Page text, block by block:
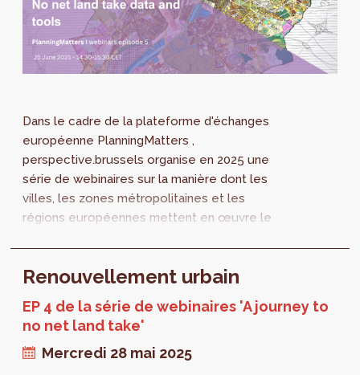
Dans le cadre de la plateforme d'échanges
européenne PlanningMatters ,
perspective.brussels organise en 2025 une
série de webinaires sur la manière dont les
villes, les zones métropolitaines et les
régions européennes mettent en œuvre le
Renouvellement urbain
EP 4 de la série de webinaires 'A journey to
no net land take'
Mercredi 28 mai 2025